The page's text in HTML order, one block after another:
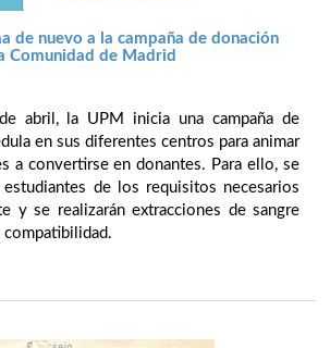
de nuevo a la campaña de donación
Comunidad de Madrid
abril, la UPM inicia una campaña de
en sus diferentes centros para animar
a convertirse en donantes. Para ello, se
de los requisitos necesarios
y se realizarán extracciones de sangre
compatibilidad.